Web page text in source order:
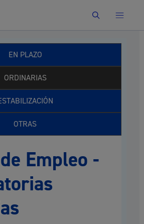
Buscar
EN PLAZO
ORDINARIAS
OTRAS
Empleo -